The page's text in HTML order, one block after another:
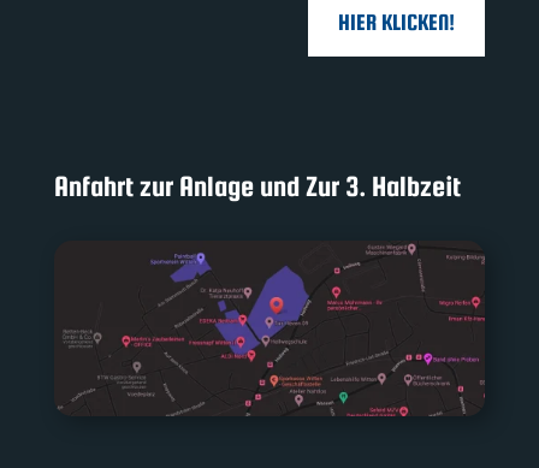
HIER KLICKEN!
Anfahrt zur Anlage und Zur 3. Halbzeit